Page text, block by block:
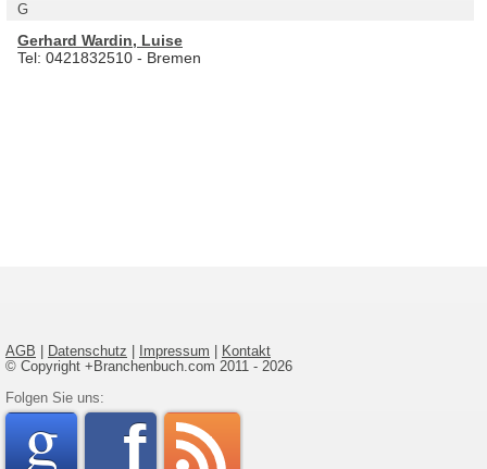
G
Gerhard Wardin, Luise
Tel: 0421832510 - Bremen
AGB Datenschutz Impressum
Kontakt
© Copyright +Branchenbuch.com 2011 - 2026
Folgen Sie uns:
google